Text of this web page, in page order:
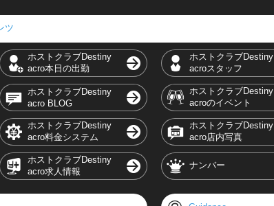
ツ
ホストクラブDestiny
acro本日の出勤
ホストクラブDestiny
acroスタッフ
ホストクラブDestiny
acro BLOG
ホストクラブDestiny
acroのイベント
ホストクラブDestiny
acro料金システム
ホストクラブDestiny
acro店内写真
ホストクラブDestiny
acro求人情報
ナンバー